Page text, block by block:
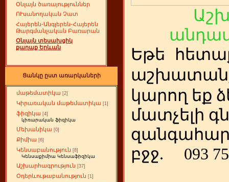
Օնլայն ծառայություններ
ՈՒսանողական Չատ
Հայերեն-Անգլերեն-Հայերեն
Թարգմանչական Բառարան
Օնլայն տեսախցիկ
քաղաք Երևան
Ցանկը ըստ առարկաների
մաթեմատիկա [2]
Կիրառական մաթեմատիկա [1]
ֆիզիկա [4]
կիռարական ֆիզիկա
Մեխանիկա [0]
Քիմիա [6]
Կենսաբանություն [8]
Կենսաքիմիա Կենսաֆիզիկա
Աշխարհագրություն [37]
Օդերևութաբանություն [1]
Եթե հ
կարող եք
մատչելի
բջջ.
093